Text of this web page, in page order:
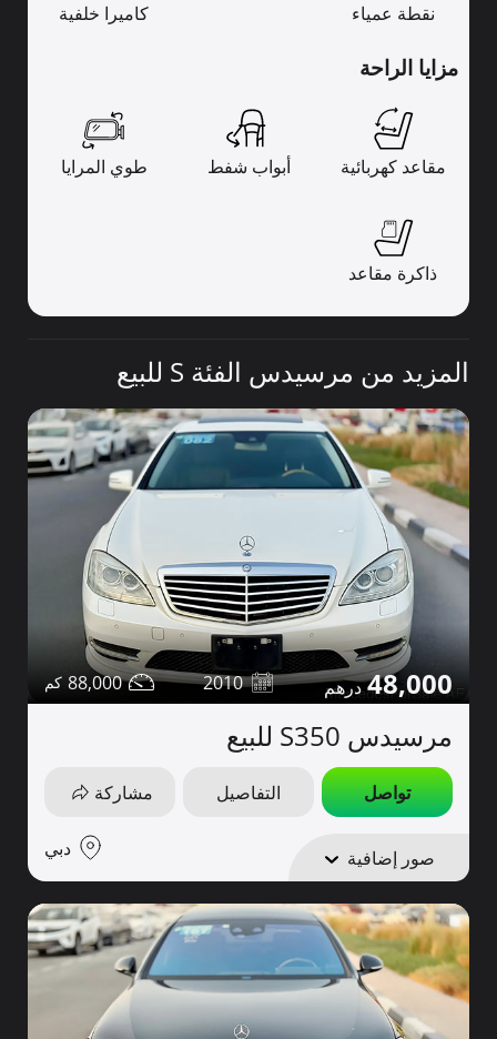
نقطة عمياء كاميرا خلفية
مزايا الراحة
مقاعد كهربائية أبواب شفط طوي المرايا
ذاكرة مقاعد
المزيد من مرسيدس الفئة S للبيع
48,000
2010
88,000
مرسيدس S350 للبيع
تواصل التفاصيل مشاركة
صور إضافية دبي